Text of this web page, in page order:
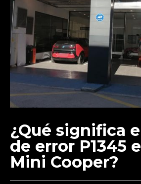
¿Qué significa
de error P1345
Mini Cooper?